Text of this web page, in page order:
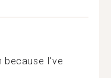
because I've